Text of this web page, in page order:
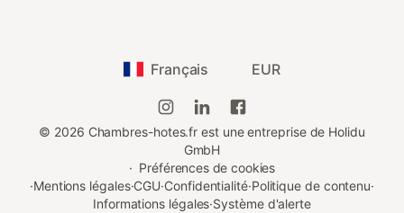
Français EUR
© 2026 Chambres-hotes.fr est une entreprise de Holidu
GmbH
· Préférences de cookies
·Mentions légales·CGU·Confidentialité·Politique de contenu·
Informations légales·Système d'alerte